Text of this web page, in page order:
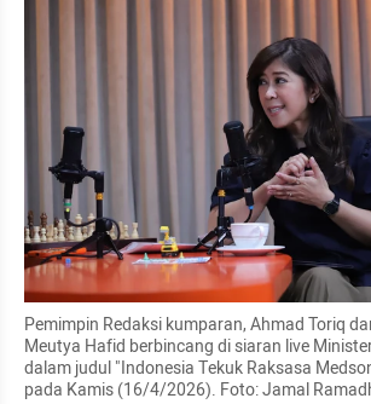
Pemimpin Redaksi kumparan, Ahmad Toriq
Meutya Hafid berbincang di siaran live
dalam judul "Indonesia Tekuk Raksasa
pada Kamis (16/4/2026). Foto: Jamal